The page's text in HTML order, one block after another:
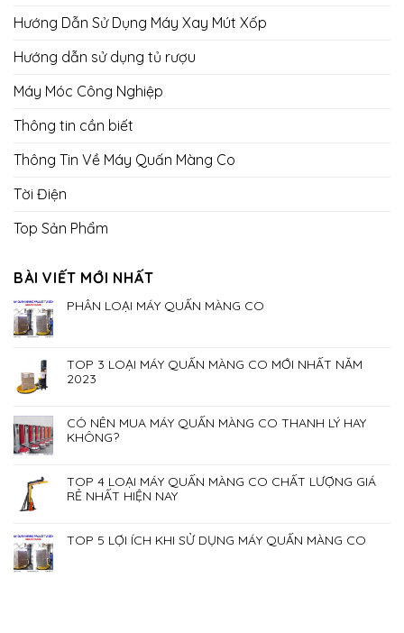
Hướng Dẫn Sử Dụng Máy Xay Mút Xốp
Hướng dẫn sử dụng tủ rượu
Máy Móc Công Nghiệp
Thông tin cần biết
Thông Tin Về Máy Quấn Màng Co
Tời Điện
Top Sản Phẩm
BÀI VIẾT MỚI NHẤT
PHÂN LOẠI MÁY QUẤN MÀNG CO
TOP 3 LOẠI MÁY QUẤN MÀNG CO MỚI NHẤT NĂM
2023
CÓ NÊN MUA MÁY QUẤN MÀNG CO THANH LÝ HAY
KHÔNG?
TOP 4 LOẠI MÁY QUẤN MÀNG CO CHẤT LƯỢNG GIÁ
RẺ NHẤT HIỆN NAY
TOP 5 LỢI ÍCH KHI SỬ DỤNG MÁY QUẤN MÀNG CO